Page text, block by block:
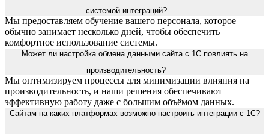
системой интеграций?
Мы предоставляем обучение вашего персонала, которое
обычно занимает несколько дней, чтобы обеспечить
комфортное использование системы.
Может ли настройка обмена данными сайта с 1С повлиять на
производительность?
Мы оптимизируем процессы для минимизации влияния на
производительность, и наши решения обеспечивают
эффективную работу даже с большим объёмом данных.
Сайтам на каких платформах возможно настроить интеграции с 1С?